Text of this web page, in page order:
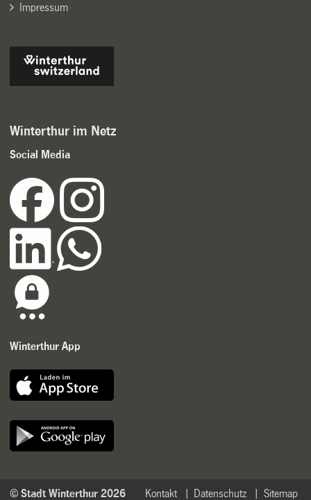
Impressum
Winterthur im Netz
Social Media
Winterthur App
Sitemap
Datenschutz
Kontakt
© Stadt Winterthur 2026